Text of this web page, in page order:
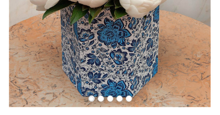
Розы
Подарки
Оплата
заказа
Условия